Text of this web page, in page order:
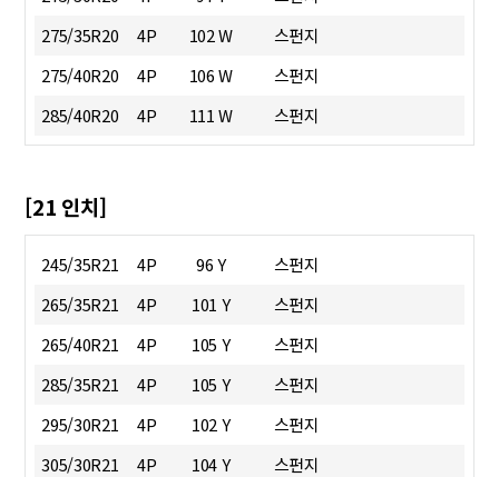
275/35R20
4P 102 W
스펀지
275/40R20
4P 106 W
스펀지
285/40R20
4P 111 W 스펀지
[21 인치]
245/35R21 4P 96 Y
스펀지
265/35R21
4P 101 Y
스펀지
265/40R21
4P 105 Y
스펀지
285/35R21
4P 105 Y
스펀지
295/30R21
4P 102 Y
스펀지
305/30R21
4P 104 Y 스펀지